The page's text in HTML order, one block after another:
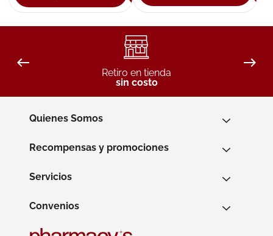
Retiro en tienda
sin costo
Quienes Somos
Recompensas y promociones
Servicios
Convenios